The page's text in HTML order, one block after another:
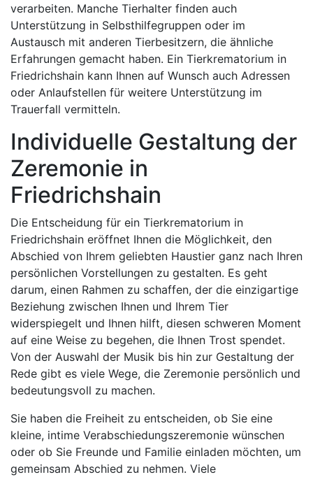
verarbeiten. Manche Tierhalter finden auch
Unterstützung in Selbsthilfegruppen oder im
Austausch mit anderen Tierbesitzern, die ähnliche
Erfahrungen gemacht haben. Ein Tierkrematorium in
Friedrichshain kann Ihnen auf Wunsch auch Adressen
oder Anlaufstellen für weitere Unterstützung im
Trauerfall vermitteln.
Individuelle Gestaltung der
Zeremonie in
Friedrichshain
Die Entscheidung für ein Tierkrematorium in
Friedrichshain eröffnet Ihnen die Möglichkeit, den
Abschied von Ihrem geliebten Haustier ganz nach Ihren
persönlichen Vorstellungen zu gestalten. Es geht
darum, einen Rahmen zu schaffen, der die einzigartige
Beziehung zwischen Ihnen und Ihrem Tier
widerspiegelt und Ihnen hilft, diesen schweren Moment
auf eine Weise zu begehen, die Ihnen Trost spendet.
Von der Auswahl der Musik bis hin zur Gestaltung der
Rede gibt es viele Wege, die Zeremonie persönlich und
bedeutungsvoll zu machen.
Sie haben die Freiheit zu entscheiden, ob Sie eine
kleine, intime Verabschiedungszeremonie wünschen
oder ob Sie Freunde und Familie einladen möchten, um
gemeinsam Abschied zu nehmen. Viele